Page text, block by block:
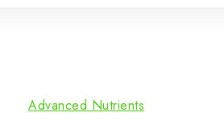
Advanced Nutrients